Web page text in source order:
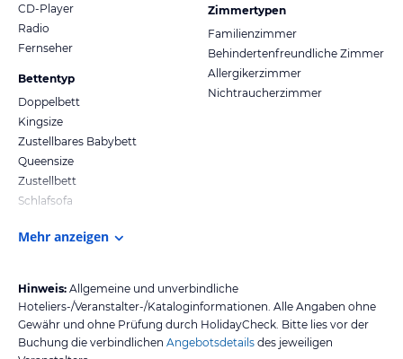
CD-Player
Radio
Fernseher
Bettentyp
Doppelbett
Kingsize
Zustellbares Babybett
Queensize
Zustellbett
Schlafsofa
Zimmertypen
Familienzimmer
Behindertenfreundliche Zimmer
Allergikerzimmer
Nichtraucherzimmer
Mehr anzeigen
Hinweis: Allgemeine und unverbindliche
Hoteliers-/Veranstalter-/Kataloginformationen. Alle Angaben ohne
Gewähr und ohne Prüfung durch HolidayCheck. Bitte lies vor der
Buchung die verbindlichen Angebotsdetails des jeweiligen